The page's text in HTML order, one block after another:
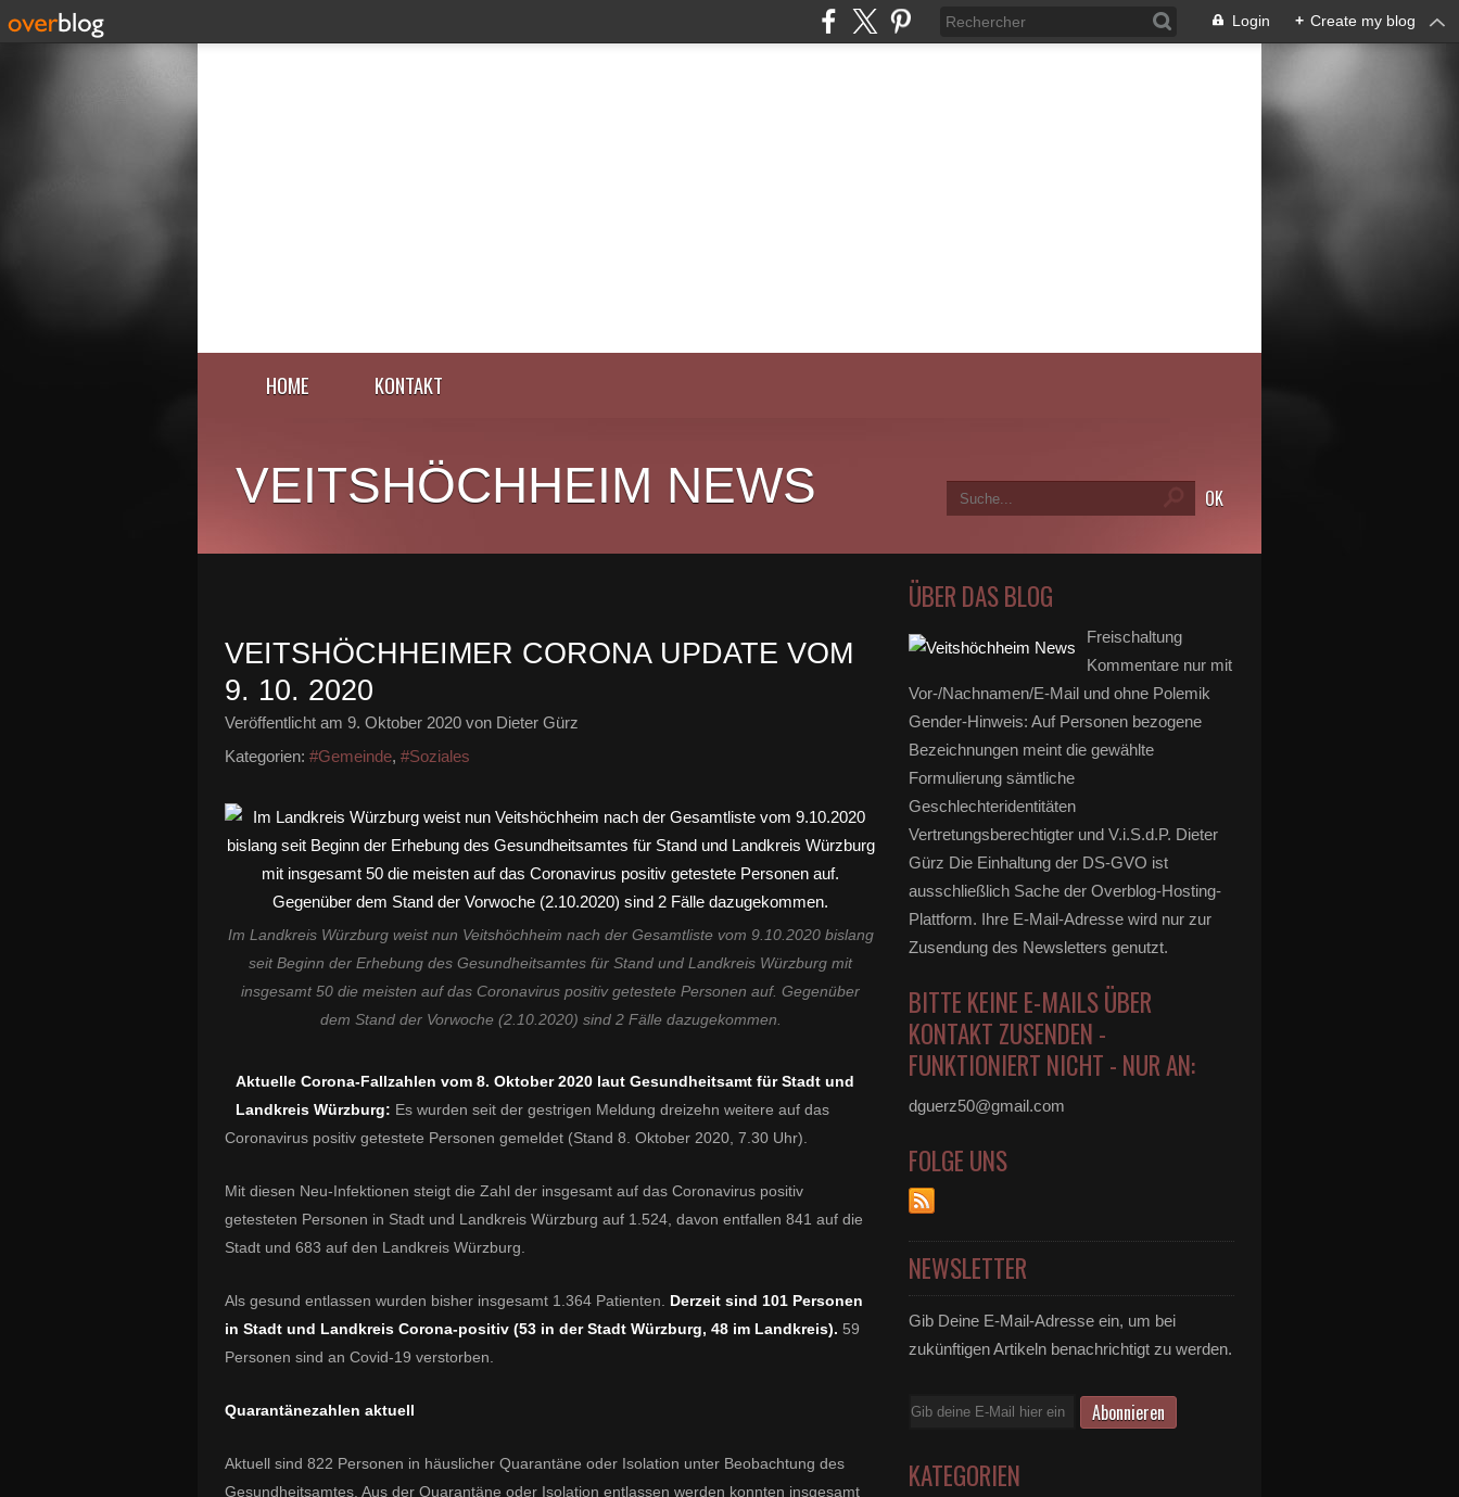
Login + Create my blog
HOME KONTAKT
VEITSHÖCHHEIM NEWS
VEITSHÖCHHEIMER CORONA UPDATE VOM
9. 10. 2020
Veröffentlicht am 9. Oktober 2020 von Dieter Gürz
Kategorien: #Gemeinde, #Soziales
Im Landkreis Würzburg weist nun Veitshöchheim nach der Gesamtliste vom 9.10.2020 bislang
seit Beginn der Erhebung des Gesundheitsamtes für Stand und Landkreis Würzburg mit
insgesamt 50 die meisten auf das Coronavirus positiv getestete Personen auf. Gegenüber
dem Stand der Vorwoche (2.10.2020) sind 2 Fälle dazugekommen.
Aktuelle Corona-Fallzahlen vom 8. Oktober 2020 laut Gesundheitsamt für Stadt und
Landkreis Würzburg: Es wurden seit der gestrigen Meldung dreizehn weitere auf das
Coronavirus positiv getestete Personen gemeldet (Stand 8. Oktober 2020, 7.30 Uhr).
Mit diesen Neu-Infektionen steigt die Zahl der insgesamt auf das Coronavirus positiv
getesteten Personen in Stadt und Landkreis Würzburg auf 1.524, davon entfallen 841 auf die
Stadt und 683 auf den Landkreis Würzburg.
Als gesund entlassen wurden bisher insgesamt 1.364 Patienten. Derzeit sind 101 Personen
in Stadt und Landkreis Corona-positiv (53 in der Stadt Würzburg, 48 im Landkreis). 59
Personen sind an Covid-19 verstorben.
Quarantänezahlen aktuell
Aktuell sind 822 Personen in häuslicher Quarantäne oder Isolation unter Beobachtung des
Gesundheitsamtes. Aus der Quarantäne oder Isolation entlassen werden konnten insgesamt
ÜBER DAS BLOG
Freischaltung
Kommentare nur mit
Vor-/Nachnamen/E-Mail und ohne Polemik
Gender-Hinweis: Auf Personen bezogene
Bezeichnungen meint die gewählte
Formulierung sämtliche
Geschlechteridentitäten
Vertretungsberechtigter und V.i.S.d.P. Dieter
Gürz Die Einhaltung der DS-GVO ist
ausschließlich Sache der Overblog-Hosting-
Plattform. Ihre E-Mail-Adresse wird nur zur
Zusendung des Newsletters genutzt.
BITTE KEINE E-MAILS ÜBER
KONTAKT ZUSENDEN -
FUNKTIONIERT NICHT - NUR AN:
dguerz50@gmail.com
FOLGE UNS
NEWSLETTER
Gib Deine E-Mail-Adresse ein, um bei
zukünftigen Artikeln benachrichtigt zu werden.
E-
KATEGORIEN